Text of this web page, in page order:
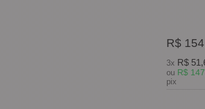
R$
3x R$
ou R$
pix